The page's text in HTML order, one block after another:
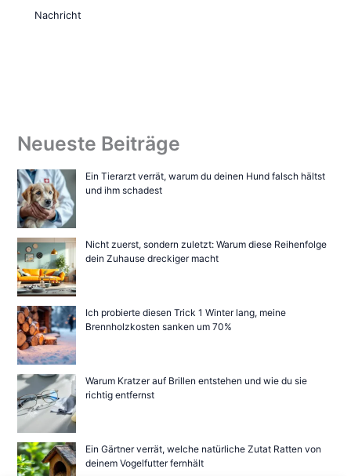
Nachricht
Neueste Beiträge
Ein Tierarzt verrät, warum du deinen Hund falsch hältst
und ihm schadest
Nicht zuerst, sondern zuletzt: Warum diese Reihenfolge
dein Zuhause dreckiger macht
Ich probierte diesen Trick 1 Winter lang, meine
Brennholzkosten sanken um 70%
Warum Kratzer auf Brillen entstehen und wie du sie
richtig entfernst
Ein Gärtner verrät, welche natürliche Zutat Ratten von
deinem Vogelfutter fernhält